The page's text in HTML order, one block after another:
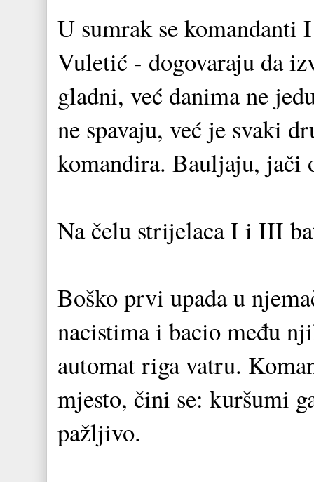
U sumrak se
Vuletić - dogovaraju da
gladni, već danima ne
ne spavaju, već je svaki
komandira. Bauljaju, jači
Na čelu strijelaca I i III
Boško prvi upada u
nacistima i bacio među
automat riga vatru.
mjesto, čini se: kuršumi
pažljivo.